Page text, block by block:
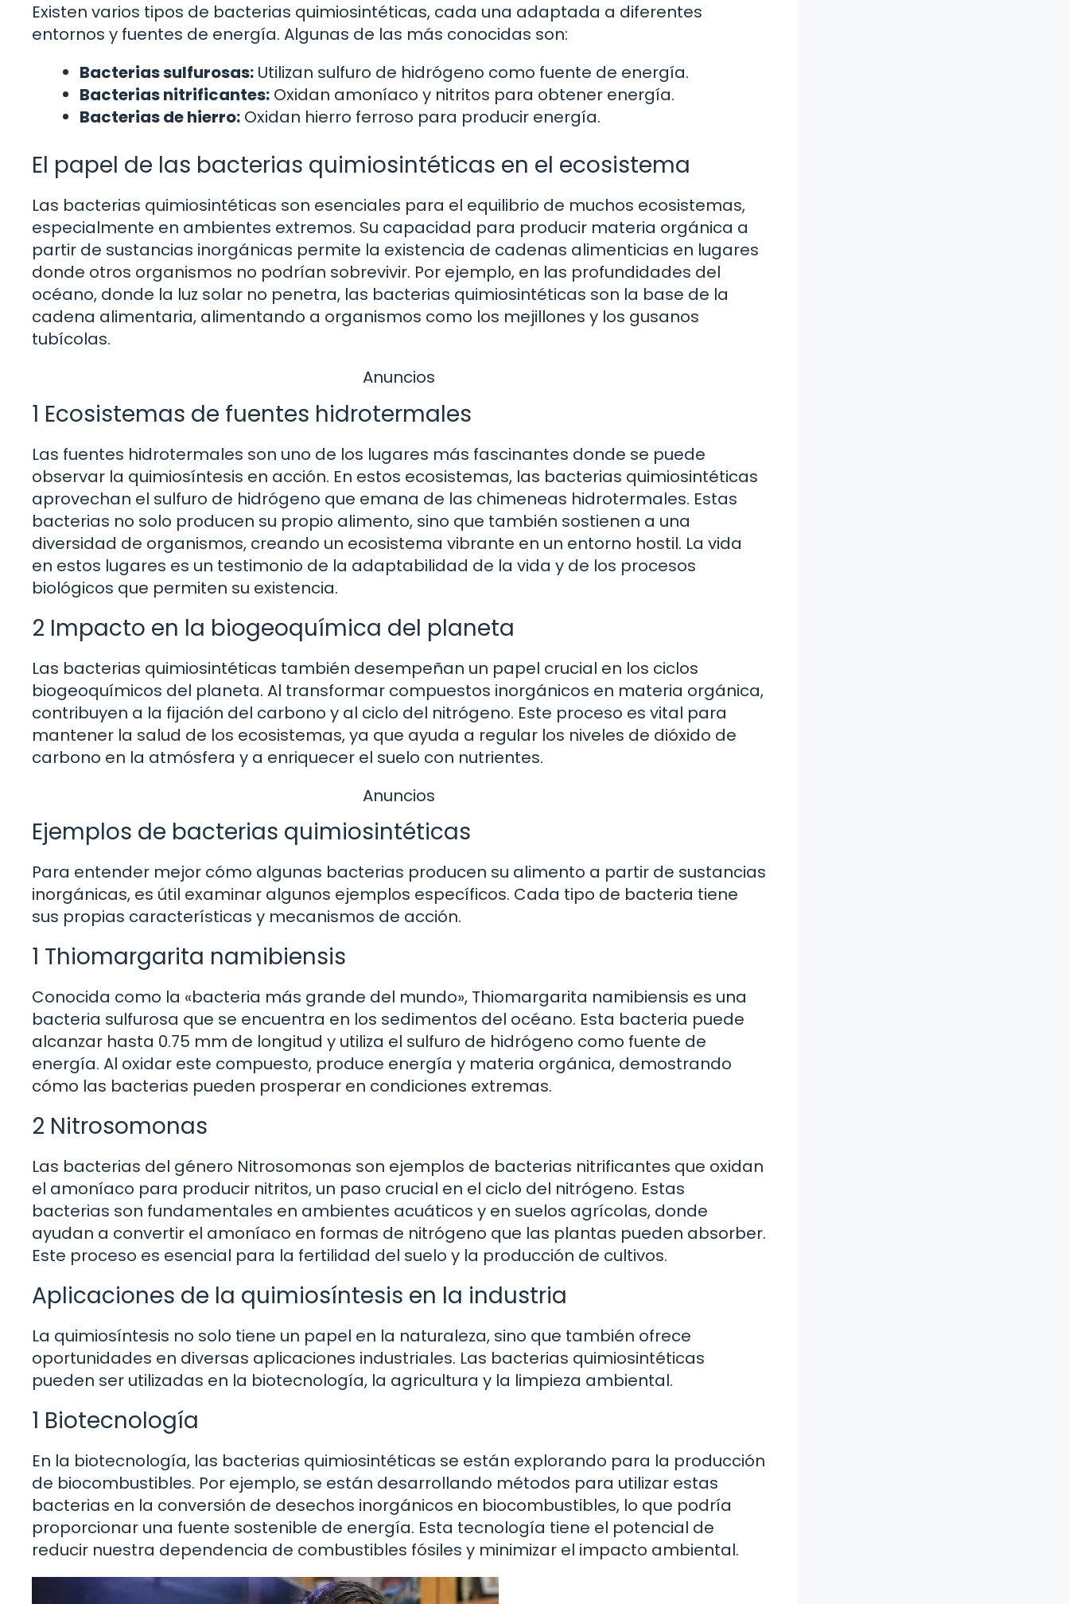
Existen varios tipos de bacterias quimiosintéticas, cada una adaptada a diferentes
entornos y fuentes de energía. Algunas de las más conocidas son:
Bacterias sulfurosas: Utilizan sulfuro de hidrógeno como fuente de energía.
Bacterias nitrificantes: Oxidan amoníaco y nitritos para obtener energía.
Bacterias de hierro: Oxidan hierro ferroso para producir energía.
El papel de las bacterias quimiosintéticas en el ecosistema
Las bacterias quimiosintéticas son esenciales para el equilibrio de muchos ecosistemas,
especialmente en ambientes extremos. Su capacidad para producir materia orgánica a
partir de sustancias inorgánicas permite la existencia de cadenas alimenticias en lugares
donde otros organismos no podrían sobrevivir. Por ejemplo, en las profundidades del
océano, donde la luz solar no penetra, las bacterias quimiosintéticas son la base de la
cadena alimentaria, alimentando a organismos como los mejillones y los gusanos
tubícolas.
Anuncios
1 Ecosistemas de fuentes hidrotermales
Las fuentes hidrotermales son uno de los lugares más fascinantes donde se puede
observar la quimiosíntesis en acción. En estos ecosistemas, las bacterias quimiosintéticas
aprovechan el sulfuro de hidrógeno que emana de las chimeneas hidrotermales. Estas
bacterias no solo producen su propio alimento, sino que también sostienen a una
diversidad de organismos, creando un ecosistema vibrante en un entorno hostil. La vida
en estos lugares es un testimonio de la adaptabilidad de la vida y de los procesos
biológicos que permiten su existencia.
2 Impacto en la biogeoquímica del planeta
Las bacterias quimiosintéticas también desempeñan un papel crucial en los ciclos
biogeoquímicos del planeta. Al transformar compuestos inorgánicos en materia orgánica,
contribuyen a la fijación del carbono y al ciclo del nitrógeno. Este proceso es vital para
mantener la salud de los ecosistemas, ya que ayuda a regular los niveles de dióxido de
carbono en la atmósfera y a enriquecer el suelo con nutrientes.
Anuncios
Ejemplos de bacterias quimiosintéticas
Para entender mejor cómo algunas bacterias producen su alimento a partir de sustancias
inorgánicas, es útil examinar algunos ejemplos específicos. Cada tipo de bacteria tiene
sus propias características y mecanismos de acción.
1 Thiomargarita namibiensis
Conocida como la «bacteria más grande del mundo», Thiomargarita namibiensis es una
bacteria sulfurosa que se encuentra en los sedimentos del océano. Esta bacteria puede
alcanzar hasta 0.75 mm de longitud y utiliza el sulfuro de hidrógeno como fuente de
energía. Al oxidar este compuesto, produce energía y materia orgánica, demostrando
cómo las bacterias pueden prosperar en condiciones extremas.
2 Nitrosomonas
Las bacterias del género Nitrosomonas son ejemplos de bacterias nitrificantes que oxidan
el amoníaco para producir nitritos, un paso crucial en el ciclo del nitrógeno. Estas
bacterias son fundamentales en ambientes acuáticos y en suelos agrícolas, donde
ayudan a convertir el amoníaco en formas de nitrógeno que las plantas pueden absorber.
Este proceso es esencial para la fertilidad del suelo y la producción de cultivos.
Aplicaciones de la quimiosíntesis en la industria
La quimiosíntesis no solo tiene un papel en la naturaleza, sino que también ofrece
oportunidades en diversas aplicaciones industriales. Las bacterias quimiosintéticas
pueden ser utilizadas en la biotecnología, la agricultura y la limpieza ambiental.
1 Biotecnología
En la biotecnología, las bacterias quimiosintéticas se están explorando para la producción
de biocombustibles. Por ejemplo, se están desarrollando métodos para utilizar estas
bacterias en la conversión de desechos inorgánicos en biocombustibles, lo que podría
proporcionar una fuente sostenible de energía. Esta tecnología tiene el potencial de
reducir nuestra dependencia de combustibles fósiles y minimizar el impacto ambiental.